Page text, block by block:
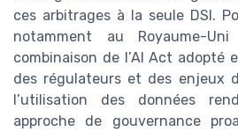
ces arbitrages à la seule DSI.
notamment au Royaume-
combinaison de l’AI Act adopté
des régulateurs et des enjeux
l’utilisation des données
approche de gouvernance